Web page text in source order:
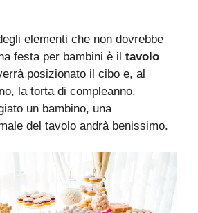
elementi che non dovrebbe
festa per bambini è il tavolo
posizionato il cibo e, al
la torta di compleanno.
un bambino, una
del tavolo andrà benissimo.